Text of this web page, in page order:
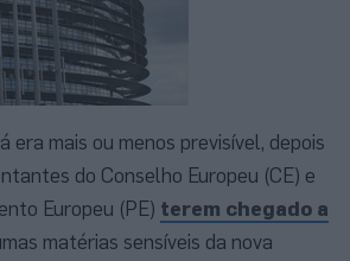
era mais ou menos previsível, depois
do Conselho Europeu (CE) e
Europeu (PE) terem chegado a
matérias sensíveis da nova